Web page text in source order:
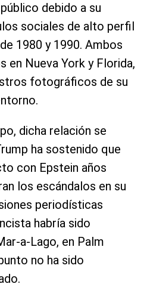
debido a su
sociales de alto perfil
1980 y 1990. Ambos
en Nueva York y Florida,
fotográficos de su
dicha relación se
ha sostenido que
con Epstein años
los escándalos en su
periodísticas
habría sido
a-Lago, en Palm
no ha sido